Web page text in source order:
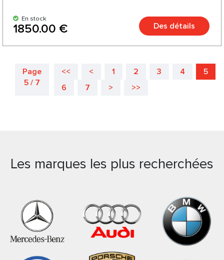
En stock
1850.00 € Des détails
Page
5 / 7
<< < 1 2 3 4
5
6
7 > >>
Les marques les plus recherchées